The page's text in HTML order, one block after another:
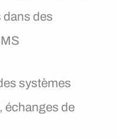
des
systèmes
échanges de